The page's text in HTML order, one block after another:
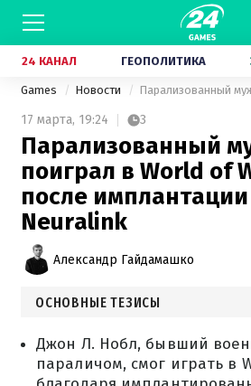
24 КАНАЛ ГЕОПОЛИТИКА
Games Новости
17 марта, 19:24 3
Парализованный
поиграл в World of
после
Neuralink
Александр Гайдамашко
ОСНОВНЫЕ ТЕЗИСЫ
Джон Л. Нобл, бывший
параличом, смог играть в